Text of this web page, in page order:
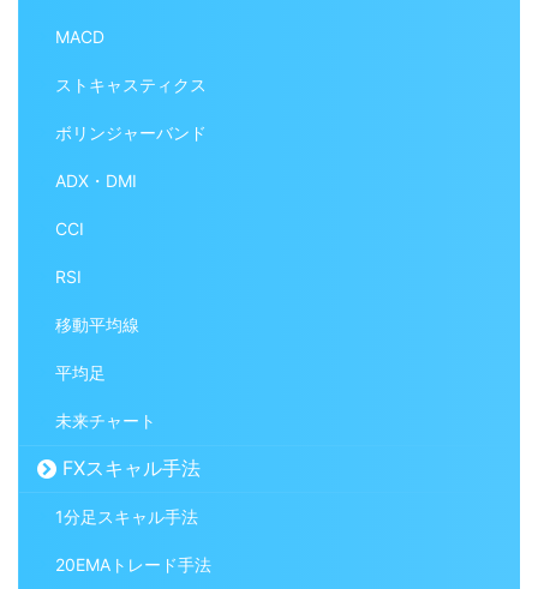
MACD
ストキャスティクス
ボリンジャーバンド
ADX・DMI
CCI
RSI
移動平均線
平均足
未来チャート
FXスキャル手法
1分足スキャル手法
20EMAトレード手法